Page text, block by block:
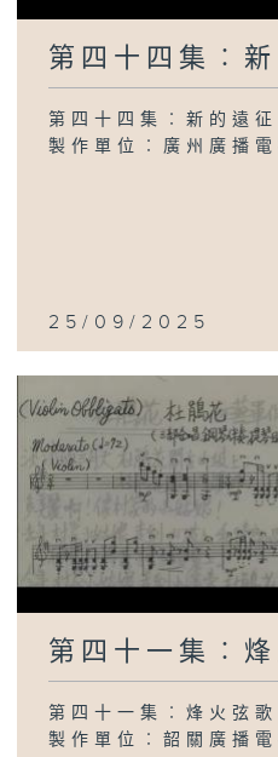
第四十四集︰
第四十四集︰新的遠征
製作單位︰廣州廣播電
25/09/2025
第四十一集︰
第四十一集︰烽火弦歌
製作單位︰韶關廣播電